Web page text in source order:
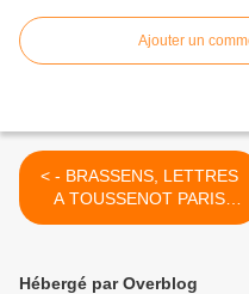
Ajouter un
< - BRASSENS, LETTRES
A TOUSSENOT PARIS
Théâtre Guichet
(relâche en avril)
Hébergé par Overblog